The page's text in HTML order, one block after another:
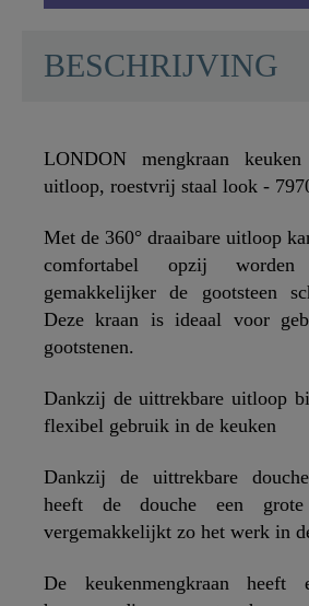
BESCHRIJVING
LONDON mengkraan
uitloop, roestvrij staal look -
Met de 360° draaibare uitloop
comfortabel opzij
gemakkelijker de gootsteen
Deze kraan is ideaal voor
gootstenen.
Dankzij de uittrekbare uitloop
flexibel gebruik in de keuken
Dankzij de uittrekbare
heeft de douche een grote
vergemakkelijkt zo het werk in
De keukenmengkraan heeft